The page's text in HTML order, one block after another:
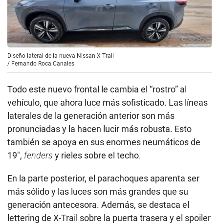
Diseño lateral de la nueva Nissan X-Trail
/ Fernando Roca Canales
Todo este nuevo frontal le cambia el “rostro” al
vehículo, que ahora luce más sofisticado. Las líneas
laterales de la generación anterior son más
pronunciadas y la hacen lucir más robusta. Esto
también se apoya en sus enormes neumáticos de
19″, fenders y rieles sobre el techo.
En la parte posterior, el parachoques aparenta ser
más sólido y las luces son más grandes que su
generación antecesora. Además, se destaca el
lettering de X-Trail sobre la puerta trasera y el spoiler